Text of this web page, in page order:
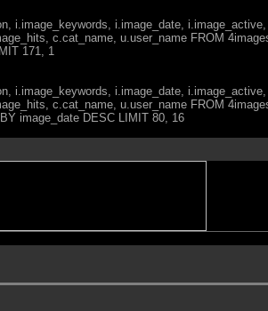
i.image_keywords, i.image_date,
c.cat_name, u.user_name FROM
171, 1
i.image_keywords, i.image_date,
c.cat_name, u.user_name FROM
image_date DESC LIMIT 80, 16